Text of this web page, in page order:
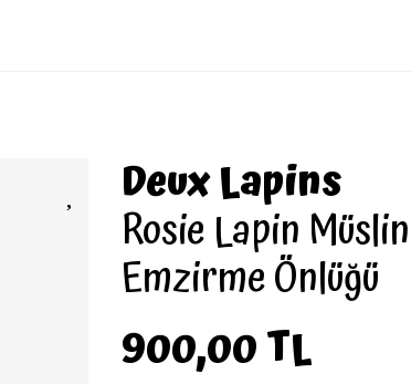
Deux Lapins
Rosie Lapin Müslin
Emzirme Önlüğü
900,00 TL